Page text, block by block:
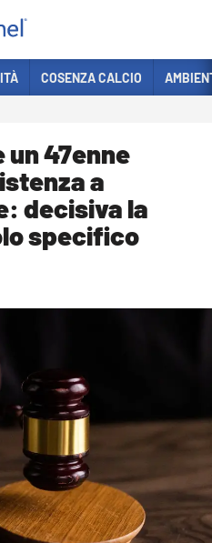
COSENZA CALCIO
47enne
a
decisiva la
specifico